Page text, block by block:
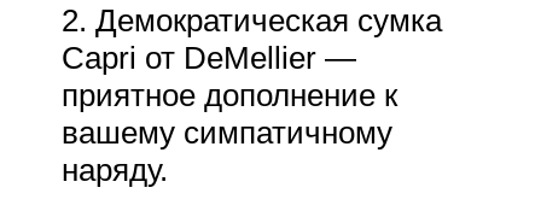
2. Демократическая сумка
Capri от DeMellier —
приятное дополнение к
вашему симпатичному
наряду.